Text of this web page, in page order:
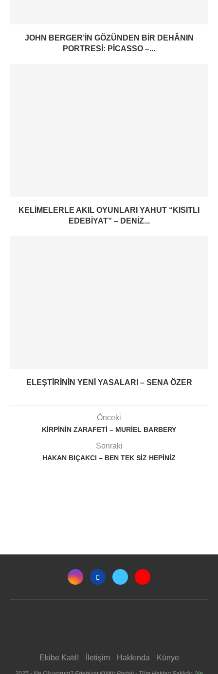
JOHN BERGER’IN GÖZÜNDEN BIR DEHÂNIN
PORTRESI: PICASSO –...
KELIMELERLE AKIL OYUNLARI YAHUT “KISITLI
EDEBIYAT” – DENIZ...
ELEŞTIRININ YENI YASALARI – SENA ÖZER
Önceki
KIRPININ ZARAFETI – MURIEL BARBERY
Sonraki
HAKAN BIÇAKCI – BEN TEK SIZ HEPINIZ
Ekibe Katıl! İletişim Hakkında Künye